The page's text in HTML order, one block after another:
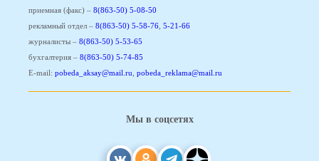
приемная (факс) – 8(863-50) 5-08-50
рекламный отдел – 8(863-50) 5-58-76, 5-21-66
журналисты – 8(863-50) 5-53-65
бухгалтерия – 8(863-50) 5-74-85
E-mail: pobeda_aksay@mail.ru, pobeda_reklama@mail.ru
Мы в соцсетях